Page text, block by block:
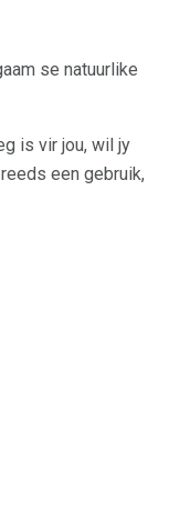
se natuurlike
is vir jou, wil jy
een gebruik,